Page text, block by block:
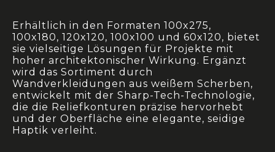
Erhältlich in den Formaten 100x275,
100x180, 120x120, 100x100 und 60x120, bietet
sie vielseitige Lösungen für Projekte mit
hoher architektonischer Wirkung. Ergänzt
wird das Sortiment durch
Wandverkleidungen aus weißem Scherben,
entwickelt mit der Sharp-Tech-Technologie,
die die Reliefkonturen präzise hervorhebt
und der Oberfläche eine elegante, seidige
Haptik verleiht.